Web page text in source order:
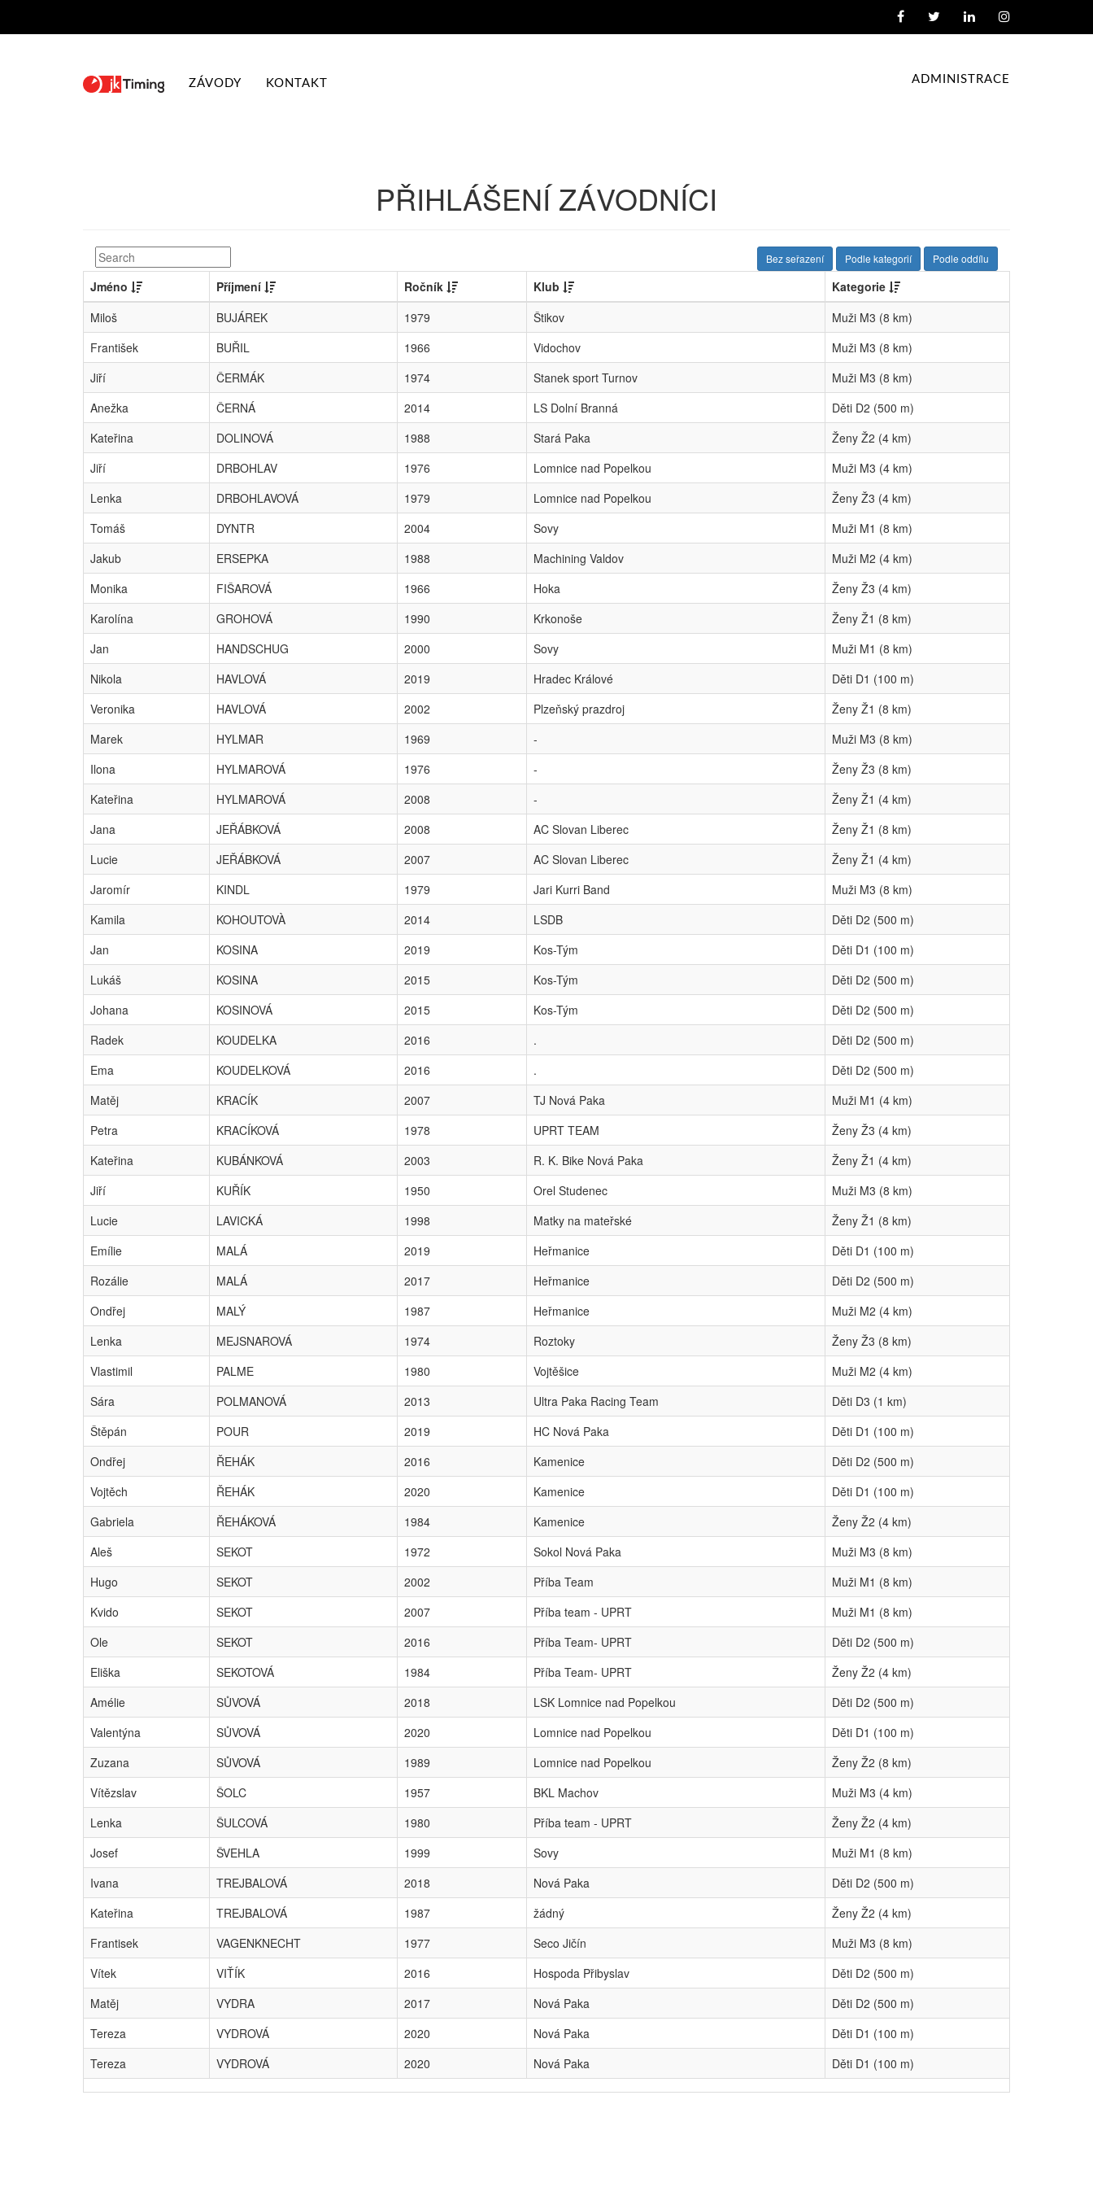
ZÁVODY KONTAKT ADMINISTRACE
PŘIHLÁŠENÍ ZÁVODNÍCI
Bez seřazení Podle kategorií Podle oddílu
Jméno Příjmení Ročník Klub
Kategorie
Miloš
BUJÁREK 1979 Štikov
Muži M3 (8 km)
František
BUŘIL 1966 Vidochov
Muži M3 (8 km)
Jiří
ČERMÁK 1974 Stanek sport Turnov
Muži M3 (8 km)
Anežka
ČERNÁ 2014 LS Dolní Branná
Děti D2 (500 m)
Kateřina
DOLINOVÁ 1988 Stará Paka
Ženy Ž2 (4 km)
Jiří
DRBOHLAV 1976 Lomnice nad Popelkou
Muži M3 (4 km)
Lenka
DRBOHLAVOVÁ 1979 Lomnice nad Popelkou
Ženy Ž3 (4 km)
Tomáš
DYNTR 2004 Sovy
Muži M1 (8 km)
Jakub
ERSEPKA 1988 Machining Valdov
Muži M2 (4 km)
Monika
FIŠAROVÁ 1966 Hoka
Ženy Ž3 (4 km)
Karolína
GROHOVÁ 1990 Krkonoše
Ženy Ž1 (8 km)
Jan
HANDSCHUG 2000 Sovy
Muži M1 (8 km)
Nikola
HAVLOVÁ 2019 Hradec Králové
Děti D1 (100 m)
Veronika
HAVLOVÁ 2002 Plzeňský prazdroj
Ženy Ž1 (8 km)
Marek
HYLMAR 1969 -
Muži M3 (8 km)
Ilona
HYLMAROVÁ 1976 -
Ženy Ž3 (8 km)
Kateřina
HYLMAROVÁ 2008 -
Ženy Ž1 (4 km)
Jana
JEŘÁBKOVÁ 2008 AC Slovan Liberec
Ženy Ž1 (8 km)
Lucie
JEŘÁBKOVÁ 2007 AC Slovan Liberec
Ženy Ž1 (4 km)
Jaromír
KINDL 1979 Jari Kurri Band
Muži M3 (8 km)
Kamila
KOHOUTOVÀ 2014 LSDB
Děti D2 (500 m)
Jan
KOSINA 2019 Kos-Tým
Děti D1 (100 m)
Lukáš
KOSINA 2015 Kos-Tým
Děti D2 (500 m)
Johana
KOSINOVÁ 2015 Kos-Tým
Děti D2 (500 m)
Radek
KOUDELKA 2016 .
Děti D2 (500 m)
Ema
KOUDELKOVÁ 2016 .
Děti D2 (500 m)
Matěj
KRACÍK 2007 TJ Nová Paka
Muži M1 (4 km)
Petra
KRACÍKOVÁ 1978 UPRT TEAM
Ženy Ž3 (4 km)
Kateřina
KUBÁNKOVÁ 2003 R. K. Bike Nová Paka
Ženy Ž1 (4 km)
Jiří
KUŘÍK 1950 Orel Studenec
Muži M3 (8 km)
Lucie
LAVICKÁ 1998 Matky na mateřské
Ženy Ž1 (8 km)
Emílie
MALÁ 2019 Heřmanice
Děti D1 (100 m)
Rozálie
MALÁ 2017 Heřmanice
Děti D2 (500 m)
Ondřej
MALÝ 1987 Heřmanice
Muži M2 (4 km)
Lenka
MEJSNAROVÁ 1974 Roztoky
Ženy Ž3 (8 km)
Vlastimil
PALME 1980 Vojtěšice
Muži M2 (4 km)
Sára
POLMANOVÁ 2013 Ultra Paka Racing Team
Děti D3 (1 km)
Štěpán
POUR 2019 HC Nová Paka
Děti D1 (100 m)
Ondřej
ŘEHÁK 2016 Kamenice
Děti D2 (500 m)
Vojtěch
ŘEHÁK 2020 Kamenice
Děti D1 (100 m)
Gabriela
ŘEHÁKOVÁ 1984 Kamenice
Ženy Ž2 (4 km)
Aleš
SEKOT 1972 Sokol Nová Paka
Muži M3 (8 km)
Hugo
SEKOT 2002 Příba Team
Muži M1 (8 km)
Kvido
SEKOT 2007 Příba team - UPRT
Muži M1 (8 km)
Ole
SEKOT 2016 Příba Team- UPRT
Děti D2 (500 m)
Eliška
SEKOTOVÁ 1984 Příba Team- UPRT
Ženy Ž2 (4 km)
Amélie
SŮVOVÁ 2018 LSK Lomnice nad Popelkou
Děti D2 (500 m)
Valentýna
SŮVOVÁ 2020 Lomnice nad Popelkou
Děti D1 (100 m)
Zuzana
SŮVOVÁ 1989 Lomnice nad Popelkou
Ženy Ž2 (8 km)
Vítězslav
ŠOLC 1957 BKL Machov
Muži M3 (4 km)
Lenka
ŠULCOVÁ 1980 Příba team - UPRT
Ženy Ž2 (4 km)
Josef
ŠVEHLA 1999 Sovy
Muži M1 (8 km)
Ivana
TREJBALOVÁ 2018 Nová Paka
Děti D2 (500 m)
Kateřina
TREJBALOVÁ 1987 žádný
Ženy Ž2 (4 km)
Frantisek
VAGENKNECHT 1977 Seco Jičín
Muži M3 (8 km)
Vítek
VIŤÍK 2016 Hospoda Přibyslav
Děti D2 (500 m)
Matěj
VYDRA 2017 Nová Paka
Děti D2 (500 m)
Tereza
VYDROVÁ 2020 Nová Paka
Děti D1 (100 m)
Tereza
VYDROVÁ 2020 Nová Paka Děti D1 (100 m)